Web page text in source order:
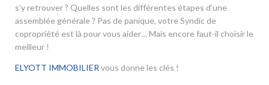
s’y retrouver ? Quelles sont les différentes étapes d’une
assemblée générale ? Pas de panique, votre Syndic de
copropriété est là pour vous aider… Mais encore faut-il choisir le
meilleur !
ELYOTT IMMOBILIER vous donne les clés !